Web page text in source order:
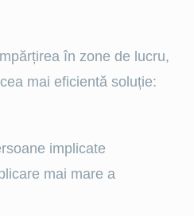
în zone de lucru,
mai eficientă soluție:
implicate
mai mare a